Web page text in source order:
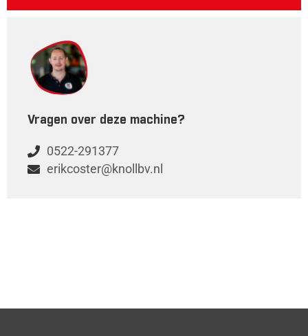
Vragen over deze machine?
0522-291377
erikcoster@knollbv.nl